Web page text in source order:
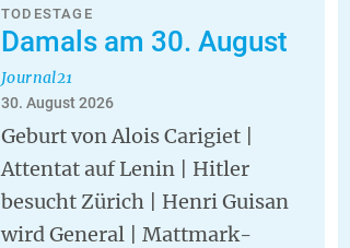
TODESTAGE
Damals am 30. August
Journal21
30. August 2026
Geburt von Alois Carigiet |
Attentat auf Lenin | Hitler
besucht Zürich | Henri Guisan
wird General | Mattmark-